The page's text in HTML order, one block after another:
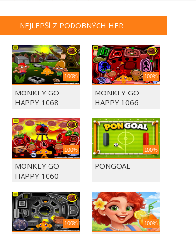
NEJLEPŠÍ Z PODOBNÝCH HER
100%
MONKEY GO
HAPPY 1068
100%
MONKEY GO
HAPPY 1066
100%
MONKEY GO
HAPPY 1060
100%
PONGOAL
100% 100%